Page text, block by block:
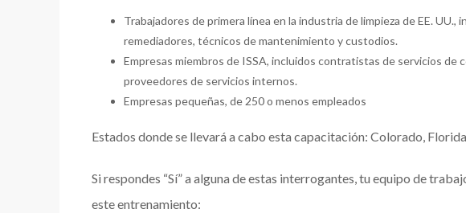
Trabajadores de primera línea en la industria de limpieza de EE.
remediadores, técnicos de mantenimiento y custodios.
Empresas miembros de ISSA, incluidos contratistas de servicios de
proveedores de servicios internos.
Empresas pequeñas, de 250 o menos empleados
Estados donde se llevará a cabo esta capacitación: Colorado,
Si respondes “Sí” a alguna de estas interrogantes, tu equipo de
este entrenamiento: